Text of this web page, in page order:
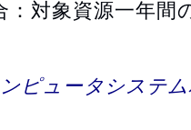
対象資源一年間
ピュータシステ